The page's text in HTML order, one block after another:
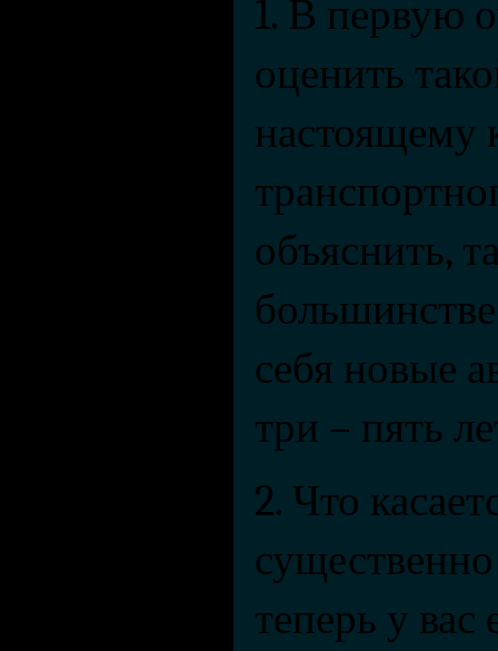
1. В первую
оценить
настоящему
объяснить,
себя новые
три – пять
2. Что
теперь у вас